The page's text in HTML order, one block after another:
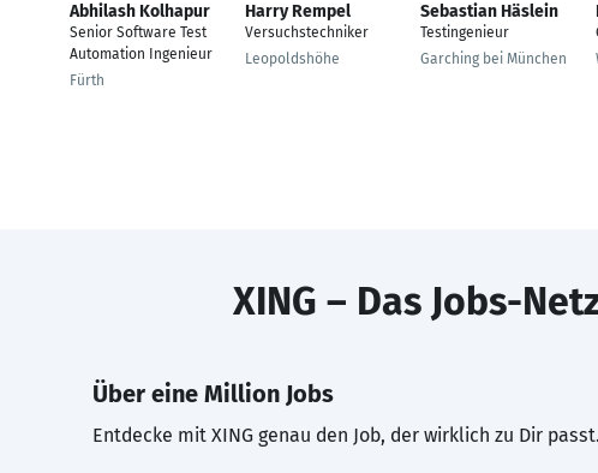
Abhilash Kolhapur
Senior Software Test
Automation Ingenieur
Fürth
Harry Rempel
Versuchstechniker
Leopoldshöhe
Sebastian Häslein
Testingenieur
Garching bei München
XING – Das Jobs-
Über eine Million Jobs
Entdecke mit XING genau den Job, der wirklich zu Dir passt.